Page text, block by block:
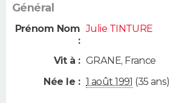
Général
Prénom Nom
:
Julie TINTURE
Vit à : GRANE, France
Née le : 1 août 1991 (35 ans)